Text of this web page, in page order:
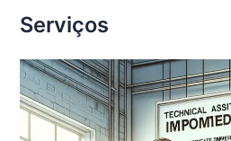
Serviços